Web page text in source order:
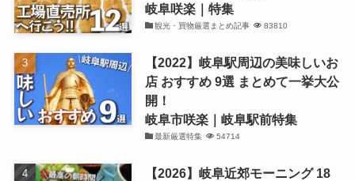
岐阜咲楽｜特集
観光・買物厳選まとめ記事 83810
【2022】岐阜駅周辺の美味しいお
店 おすすめ 9選 まとめて一挙大公
開！
岐阜市咲楽｜岐阜駅前特集
最新厳選特集 54714
【2026】岐阜近郊モーニング 18